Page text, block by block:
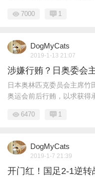
7000 1
DogMyCats
2019-1-13 21:07
涉嫌行贿？日奥委会
日本奥林匹克委员会主席竹
奥运会前后行贿，以求获得
6470 1
DogMyCats
2019-1-7 21:39
开门红！国足2-1逆转